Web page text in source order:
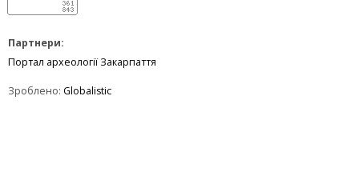
Партнери:
Портал археології Закарпаття
Зроблено: Globalistic